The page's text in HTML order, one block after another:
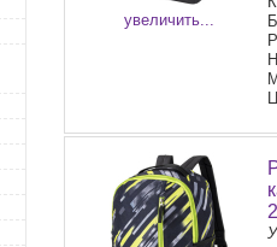
увеличить...